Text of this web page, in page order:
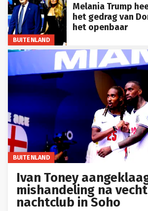
BUITENLAND
Melania Trump
het gedrag van
het openbaar
BUITENLAND
Ivan Toney
mishandeling na
nachtclub in Soho